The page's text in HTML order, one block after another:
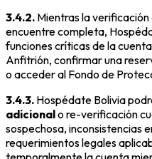
3.4.2. Mientras la
encuentre completa,
funciones críticas de la
Anfitrión, confirmar una
o acceder al Fondo de
3.4.3. Hospédate Bolivia
adicionalo re-verificación
sospechosa, inconsistencias
requerimientos legales